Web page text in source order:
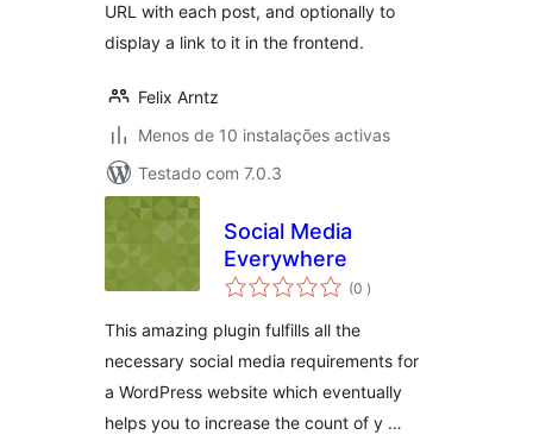
URL with each post, and optionally to
display a link to it in the frontend.
Felix Arntz
Menos de 10 instalações activas
Testado com 7.0.3
Social Media
Everywhere
(0 classificações
)
This amazing plugin fulfills all the
necessary social media requirements for
a WordPress website which eventually
helps you to increase the count of y …